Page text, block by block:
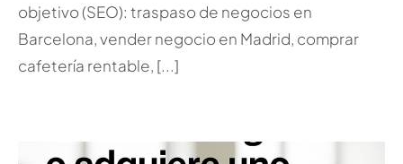
objetivo (SEO): traspaso de negocios en
Barcelona, vender negocio en Madrid, comprar
cafetería rentable, [...]